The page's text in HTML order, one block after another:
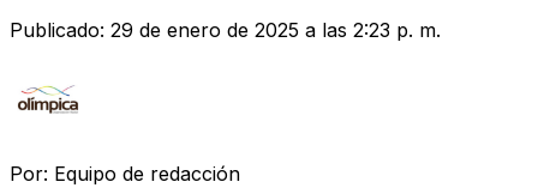
Publicado: 29 de enero de 2025 a las 2:23 p. m.
Por: Equipo de redacción